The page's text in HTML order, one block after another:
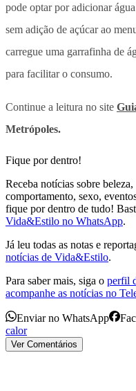
pode optar por adicionar
sem adição de açúcar ao
carregue uma garrafinha de
para facilitar o consumo.
Continue a leitura no site
Metrópoles.
Fique por dentro!
Receba notícias sobre
comportamento, sexo,
fique por dentro de tudo!
Vida&Estilo no WhatsApp.
Já leu todas as notas e
notícias de Vida&Estilo.
Para saber mais, siga o perfil
acompanhe as notícias no
Enviar no WhatsApp
calor
Ver Comentários